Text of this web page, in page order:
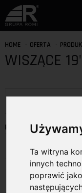
Ta witryna
innych
poprawić
HOME OFERTA
WISZĄCE
PRODUCENCI
Wybierz producenta
Produkty